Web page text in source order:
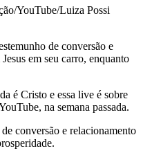
YouTube/Luiza Possi
de conversão e
em seu carro, enquanto
é Cristo e essa live é sobre
na semana passada.
conversão e relacionamento